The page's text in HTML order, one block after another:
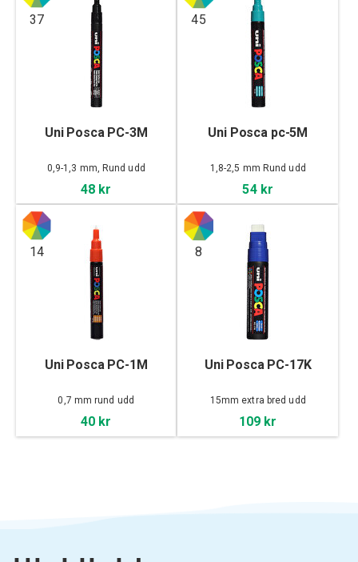
37
Uni Posca PC-3M
0,9-1,3 mm, Rund udd
48 kr
45
Uni Posca pc-5M
1,8-2,5 mm Rund udd
54 kr
14
Uni Posca PC-1M
0,7 mm rund udd
40 kr
8
Uni Posca PC-17K
15mm extra bred udd
109 kr